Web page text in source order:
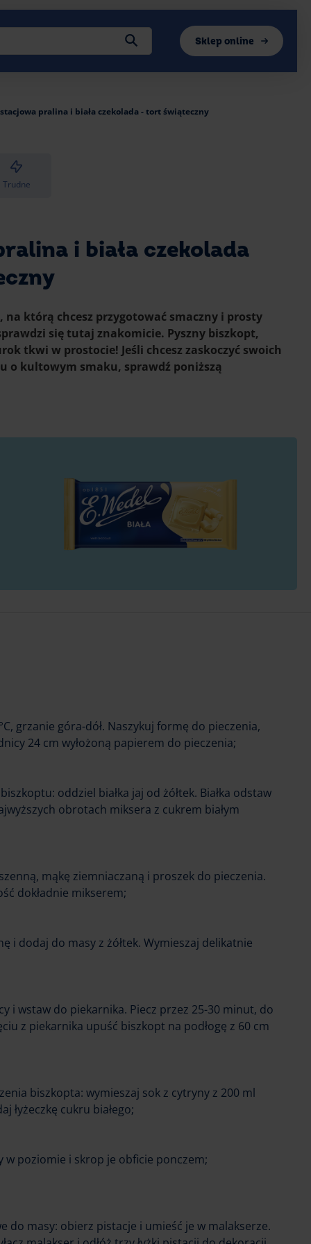
Sklep online
pralina i biała czekolada - tort świąteczny
Trudne
i biała czekolada
na którą chcesz przygotować smaczny i prosty
się tutaj znakomicie. Pyszny biszkopt,
tkwi w prostocie! Jeśli chcesz zaskoczyć swoich
o kultowym smaku, sprawdź poniższą
grzanie góra-dół. Naszykuj formę do pieczenia,
24 cm wyłożoną papierem do pieczenia;
oddziel białka jaj od żółtek. Białka odstaw
obrotach miksera z cukrem białym
mąkę ziemniaczaną i proszek do pieczenia.
dokładnie mikserem;
i dodaj do masy z żółtek. Wymieszaj delikatnie
i wstaw do piekarnika. Piecz przez 25-30 minut, do
z piekarnika upuść biszkopt na podłogę z 60 cm
biszkopta: wymieszaj sok z cytryny z 200 ml
łyżeczkę cukru białego;
w poziomie i skrop je obficie ponczem;
do masy: obierz pistacje i umieść je w malakserze.